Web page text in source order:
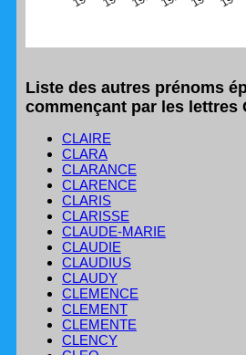
Liste des autres prénoms
commençant par les lettres
CLAIRE
CLARA
CLARANCE
CLARENCE
CLARIS
CLARISSE
CLAUDE-MARIE
CLAUDIE
CLAUDIUS
CLAUDY
CLEMENCE
CLEMENT
CLEMENTE
CLENCY